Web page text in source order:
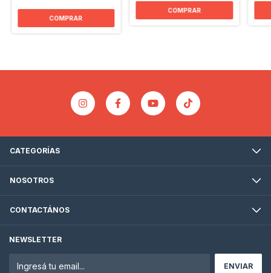
COMPRAR
COMPRAR
CATEGORÍAS
NOSOTROS
CONTACTÁNOS
NEWSLETTER